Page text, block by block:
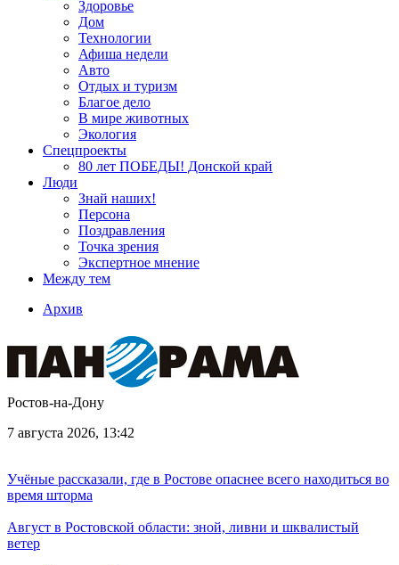
Здоровье
Дом
Технологии
Афиша недели
Авто
Отдых и туризм
Благое дело
В мире животных
Экология
Спецпроекты
80 лет ПОБЕДЫ! Донской край
Люди
Знай наших!
Персона
Поздравления
Точка зрения
Экспертное мнение
Между тем
Архив
Ростов-на-Дону
7 августа 2026, 13:42
Учёные рассказали, где в Ростове опаснее всего находиться во
время шторма
Август в Ростовской области: зной, ливни и шквалистый
ветер